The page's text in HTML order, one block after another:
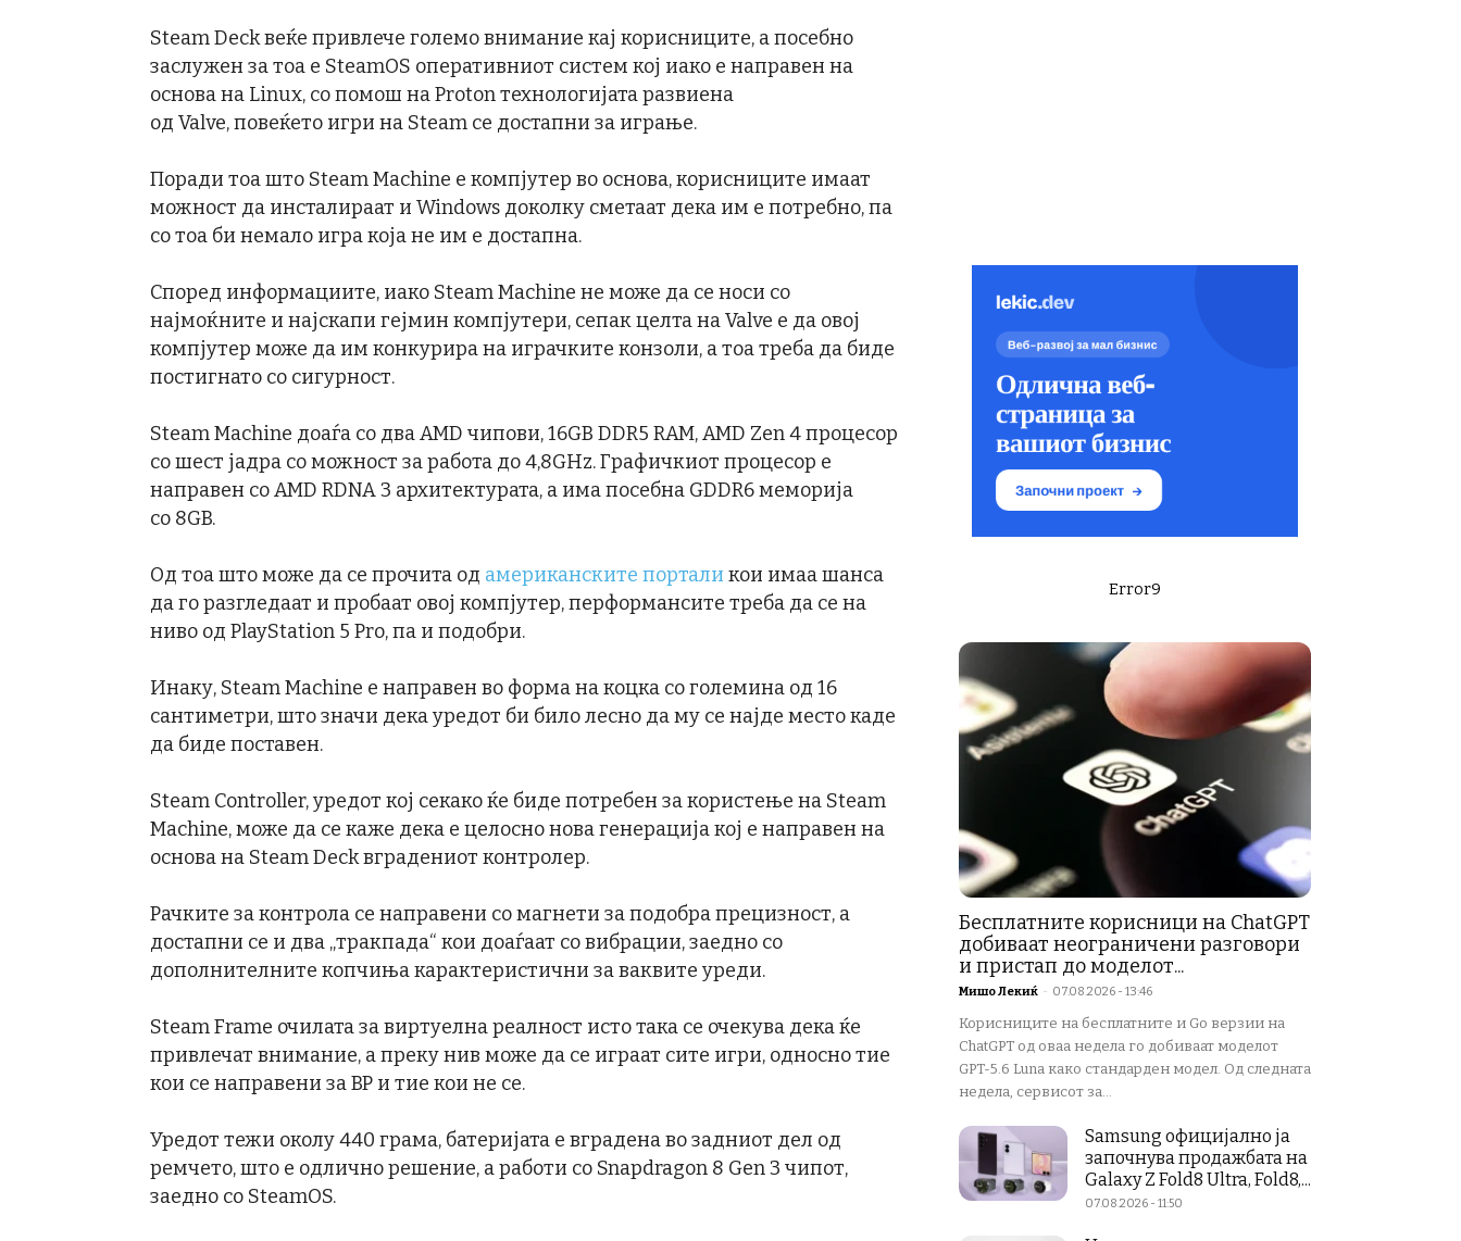
Steam Deck веќе привлече големо внимание кај корисниците, а посебно
заслужен за тоа е SteamOS оперативниот систем кој иако е направен на
основа на Linux, со помош на Proton технологијата развиена
од Valve, повеќето игри на Steam се достапни за играње.
Поради тоа што Steam Machine е компјутер во основа, корисниците имаат
можност да инсталираат и Windows доколку сметаат дека им е потребно, па
со тоа би немало игра која не им е достапна.
Според информациите, иако Steam Machine не може да се носи со
најмоќните и најскапи гејмин компјутери, сепак целта на Valve е да овој
компјутер може да им конкурира на играчките конзоли, а тоа треба да биде
постигнато со сигурност.
Steam Machine доаѓа со два AMD чипови, 16GB DDR5 RAM, AMD Zen 4 процесор
со шест јадра со можност за работа до 4,8GHz. Графичкиот процесор е
направен со AMD RDNA 3 архитектурата, а има посебна GDDR6 меморија
со 8GB.
Од тоа што може да се прочита од американските портали кои имаа шанса
да го разгледаат и пробаат овој компјутер, перформансите треба да се на
ниво од PlayStation 5 Pro, па и подобри.
Инаку, Steam Machine е направен во форма на коцка со големина од 16
сантиметри, што значи дека уредот би било лесно да му се најде место каде
да биде поставен.
Steam Controller, уредот кој секако ќе биде потребен за користење на Steam
Machine, може да се каже дека е целосно нова генерација кој е направен на
основа на Steam Deck вградениот контролер.
Рачките за контрола се направени со магнети за подобра прецизност, а
достапни се и два „тракпада“ кои доаѓаат со вибрации, заедно со
дополнителните копчиња карактеристични за ваквите уреди.
Steam Frame очилата за виртуелна реалност исто така се очекува дека ќе
привлечат внимание, а преку нив може да се играат сите игри, односно тие
кои се направени за ВР и тие кои не се.
Уредот тежи околу 440 грама, батеријата е вградена во задниот дел од
ремчето, што е одлично решение, а работи со Snapdragon 8 Gen 3 чипот,
заедно со SteamOS.
Error9
Бесплатните корисници на ChatGPT
добиваат неограничени разговори
и пристап до моделот...
Мишо Лекиќ - 07.08.2026 - 13:46
Корисниците на бесплатните и Go верзии на
ChatGPT од оваа недела го добиваат моделот
GPT-5.6 Luna како стандарден модел. Од следната
недела, сервисот за...
Samsung официјално ја
започнува продажбата на
Galaxy Z Fold8 Ultra, Fold8,...
07.08.2026 - 11:50